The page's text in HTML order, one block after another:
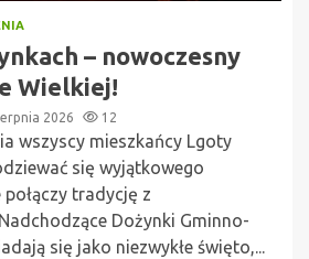
– nowoczesny
Wielkiej!
2026 12
wszyscy mieszkańcy Lgoty
się wyjątkowego
tradycję z
Dożynki Gminno-
się jako niezwykłe święto,...